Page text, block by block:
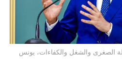
الصغرى والشغل والكفاءات، يونس